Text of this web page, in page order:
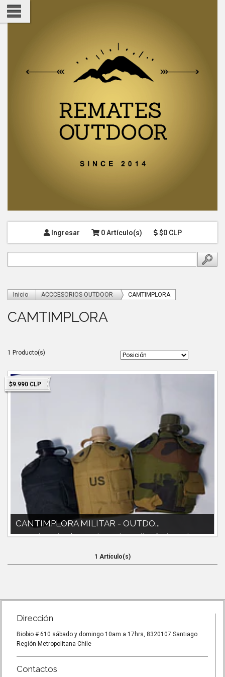
Ingresar 0 Artículo(s) $0 CLP
Inicio ACCCESORIOS OUTDOOR CAMTIMPLORA
CAMTIMPLORA
1 Producto(s)
$9.990 CLP
CANTIMPLORA MILITAR - OUTDO...
Cantimplora militar $8.990Incluye tacho metálico, funda,gancho a
1 Artículo(s)
Dirección
Biobio # 610 sábado y domingo 10am a 17hrs, 8320107 Santiago
Región Metropolitana Chile
Contactos